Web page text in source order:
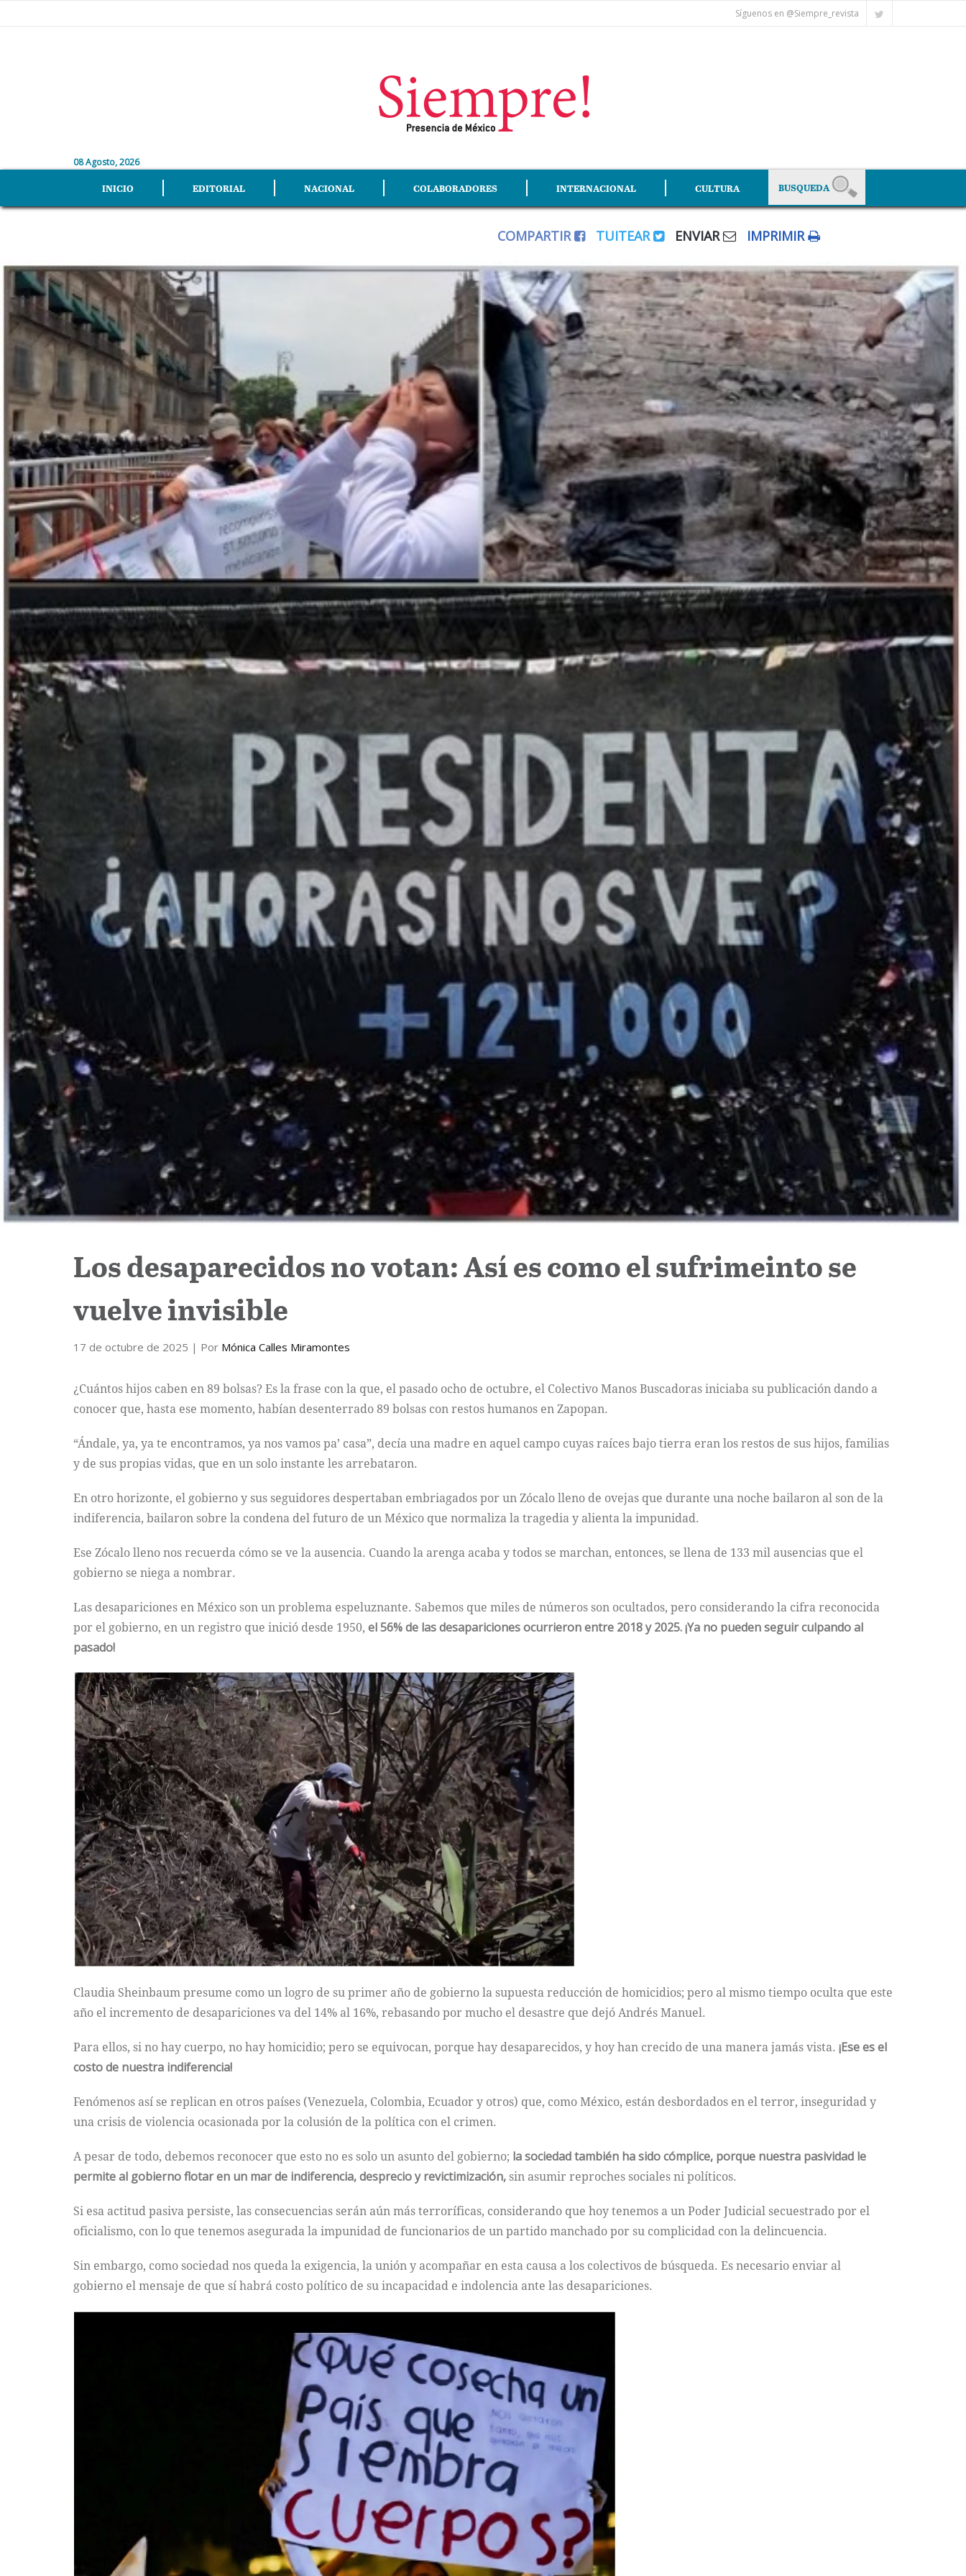
Síguenos en @Siempre_revista
08 Agosto, 2026
INICIO EDITORIAL NACIONAL COLABORADORES INTERNACIONAL CULTURA
COMPARTIR TUITEAR ENVIAR IMPRIMIR
Los desaparecidos no votan: Así es como el sufrimeinto se
vuelve invisible
17 de octubre de 2025 | Por Mónica Calles Miramontes
¿Cuántos hijos caben en 89 bolsas? Es la frase con la que, el pasado ocho de octubre, el Colectivo Manos Buscadoras iniciaba su publicación dando a
conocer que, hasta ese momento, habían desenterrado 89 bolsas con restos humanos en Zapopan.
“Ándale, ya, ya te encontramos, ya nos vamos pa’ casa”, decía una madre en aquel campo cuyas raíces bajo tierra eran los restos de sus hijos, familias
y de sus propias vidas, que en un solo instante les arrebataron.
En otro horizonte, el gobierno y sus seguidores despertaban embriagados por un Zócalo lleno de ovejas que durante una noche bailaron al son de la
indiferencia, bailaron sobre la condena del futuro de un México que normaliza la tragedia y alienta la impunidad.
Ese Zócalo lleno nos recuerda cómo se ve la ausencia. Cuando la arenga acaba y todos se marchan, entonces, se llena de 133 mil ausencias que el
gobierno se niega a nombrar.
Las desapariciones en México son un problema espeluznante. Sabemos que miles de números son ocultados, pero considerando la cifra reconocida
por el gobierno, en un registro que inició desde 1950, el 56% de las desapariciones ocurrieron entre 2018 y 2025.¡Ya no pueden seguir culpando al
pasado!
Claudia Sheinbaum presume como un logro de su primer año de gobierno la supuesta reducción de homicidios; pero al mismo tiempo oculta que este
año el incremento de desapariciones va del 14% al 16%, rebasando por mucho el desastre que dejó Andrés Manuel.
Para ellos, si no hay cuerpo, no hay homicidio; pero se equivocan, porque hay desaparecidos, y hoy han crecido de una manera jamás vista. ¡Ese es el
costo de nuestra indiferencia!
Fenómenos así se replican en otros países (Venezuela, Colombia, Ecuador y otros) que, como México, están desbordados en el terror, inseguridad y
una crisis de violencia ocasionada por la colusión de la política con el crimen.
A pesar de todo, debemos reconocer que esto no es solo un asunto del gobierno; la sociedad también ha sido cómplice, porque nuestra pasividad le
permite al gobierno flotar en un mar de indiferencia, desprecio y revictimización,sin asumir reproches sociales ni políticos.
Si esa actitud pasiva persiste, las consecuencias serán aún más terroríficas, considerando que hoy tenemos a un Poder Judicial secuestrado por el
oficialismo, con lo que tenemos asegurada la impunidad de funcionarios de un partido manchado por su complicidad con la delincuencia.
Sin embargo, como sociedad nos queda la exigencia, la unión y acompañar en esta causa a los colectivos de búsqueda. Es necesario enviar al
gobierno el mensaje de que sí habrá costo político de su incapacidad e indolencia ante las desapariciones.